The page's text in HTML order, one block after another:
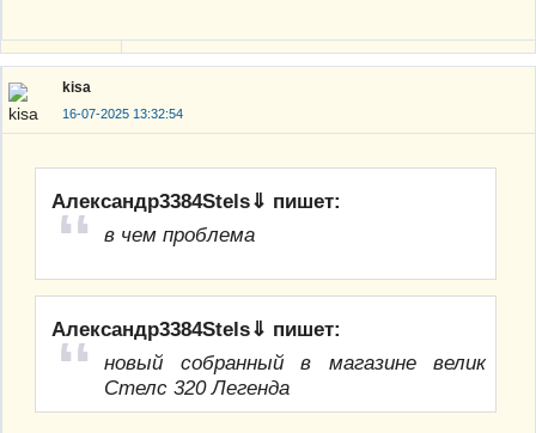
kisa
16-07-2025 13:32:54
Александр3384Stels⇓ пишет:
в чем проблема
Александр3384Stels⇓ пишет:
новый собранный в магазине велик
Стелс 320 Легенда